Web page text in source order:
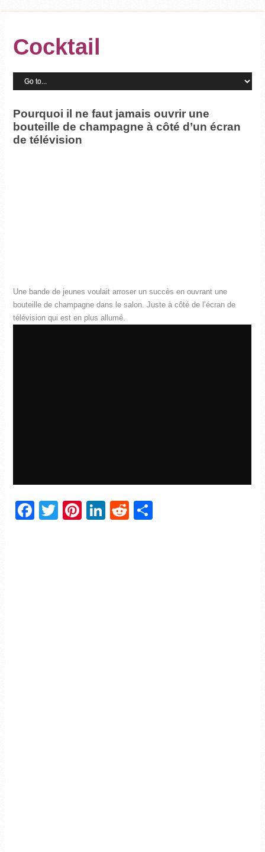
Cocktail
Pourquoi il ne faut jamais ouvrir une
bouteille de champagne à côté d’un écran
de télévision
Une bande de jeunes voulait arroser un succès en ouvrant une
bouteille de champagne dans le salon. Juste à côté de l’écran de
télévision qui est en plus allumé.
Facebook
TwitterPinterest
LinkedIn
Reddit